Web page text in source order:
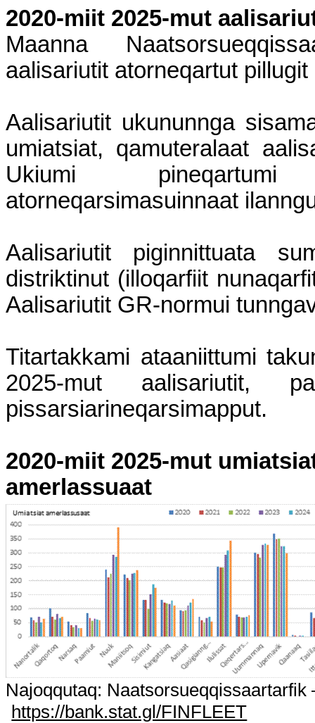
2020-miit 2025-mut
Maanna
aalisariutit atorneqartut
Aalisariutit ukununnga
umiatsiat, qamuteralaat
Ukiumi pineqartumi
atorneqarsimasuinnaat
Aalisariutit piginnittuata
distriktinut (illoqarfiit
Aalisariutit GR-normui
Titartakkami ataaniittumi
2025-mut aalisariutit,
pissarsiarineqarsimapput.
2020-miit 2025-mut
amerlassuaat
Najoqqutaq:
https://bank.stat.gl/FINFLEET